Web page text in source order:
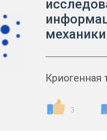
Криогенная
3